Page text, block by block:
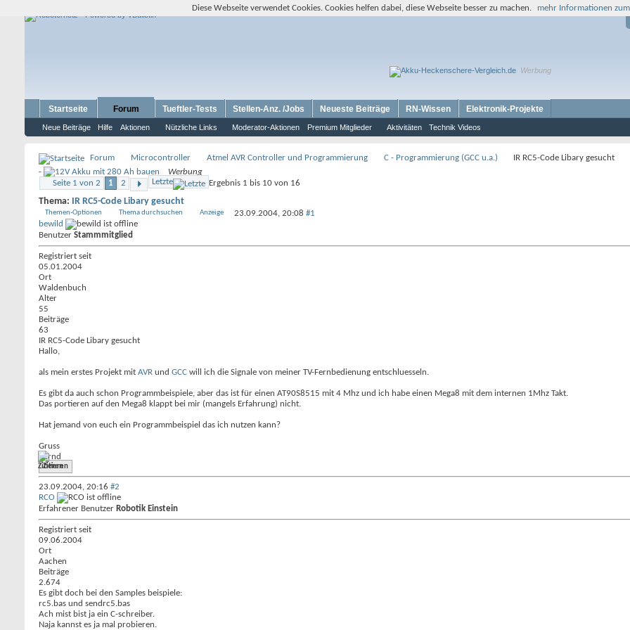
Werbung
Startseite Forum
Neue Beiträge Hilfe Aktionen Nützliche Links Moderator-Aktionen Premium Mitglieder Aktivitäten Technik Videos
Tueftler-Tests Stellen-Anz. /Jobs Neueste Beiträge RN-Wissen Elektronik-Projekte
Forum Microcontroller Atmel AVR Controller und Programmierung C - Programmierung (GCC u.a.)
IR RC5-Code Libary gesucht
-
Werbung
Seite 1 von 2
1 2 Letzte Ergebnis 1 bis 10 von 16
Thema: IR RC5-Code Libary gesucht
Themen-Optionen Thema durchsuchen Anzeige 23.09.2004, 20:08 #1
bewild
Benutzer Stammmitglied
Registriert seit
05.01.2004
Ort
Waldenbuch
Alter
55
Beiträge
63
IR RC5-Code Libary gesucht
Hallo,
als mein erstes Projekt mit AVR und GCC will ich die Signale von meiner TV-Fernbedienung entschluesseln.
Es gibt da auch schon Programmbeispiele, aber das ist für einen AT90S8515 mit 4 Mhz und ich habe einen Mega8 mit dem internen 1Mhz Takt.
Das portieren auf den Mega8 klappt bei mir (mangels Erfahrung) nicht.
Hat jemand von euch ein Programmbeispiel das ich nutzen kann?
Gruss
Bernd
Zitieren
23.09.2004, 20:16 #2
RCO
Erfahrener Benutzer Robotik Einstein
Registriert seit
09.06.2004
Ort
Aachen
Beiträge
2.674
Es gibt doch bei den Samples beispiele:
rc5.bas und sendrc5.bas
Ach mist bist ja ein C-schreiber.
Naja kannst es ja mal probieren.
Diese Webseite verwendet Cookies. Cookies helfen dabei, diese Webseite besser zu machen. mehr Informationen